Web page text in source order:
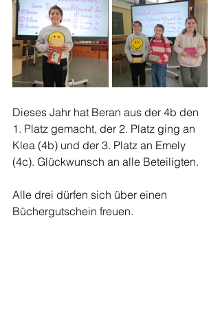
Dieses Jahr hat Beran aus der 4b den
1. Platz gemacht, der 2. Platz ging an
Klea (4b) und der 3. Platz an Emely
(4c). Glückwunsch an alle Beteiligten.
Alle drei dürfen sich über einen
Büchergutschein freuen.